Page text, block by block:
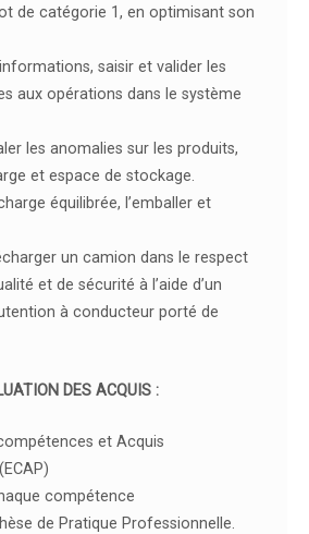
de catégorie 1, en optimisant son
saisir et valider les
aux opérations dans le système
les anomalies sur les produits,
et espace de stockage.
équilibrée, l’emballer et
un camion dans le respect
et de sécurité à l’aide d’un
à conducteur porté de
DES ACQUIS :
et Acquis
compétence
de Pratique Professionnelle.